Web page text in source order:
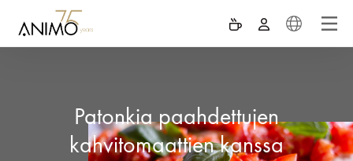
Patonkia paahdettujen
kahvitomaattien kanssa